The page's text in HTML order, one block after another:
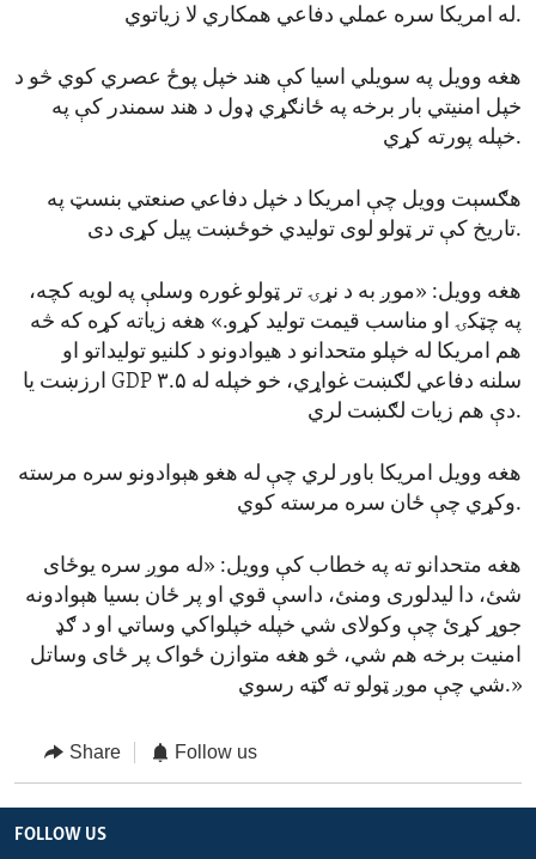
له امریکا سره عملي دفاعي همکاري لا زیاتوي.
هغه وویل په سویلي اسیا کې هند خپل پوځ عصري کوي څو د
خپل امنیتي بار برخه په ځانګړي ډول د هند سمندر کې په
خپله پورته کړي.
هګسېت وویل چې امریکا د خپل دفاعي صنعتي بنسټ په
تاریخ کې تر ټولو لوی تولیدي خوځښت پیل کړی دی.
هغه وویل: «موږ به د نړۍ تر ټولو غوره وسلې په لویه کچه،
په چټکۍ او مناسب قیمت تولید کړو.» هغه زیاته کړه که څه
هم امریکا له خپلو متحدانو د هیوادونو د کلنیو تولیداتو او
ارزښت یا GDP ۳.۵ سلنه دفاعي لګښت غواړي، خو خپله له
دې هم زیات لګښت لري.
هغه وویل امریکا باور لري چې له هغو هېوادونو سره مرسته
وکړي چې ځان سره مرسته کوي.
هغه متحدانو ته په خطاب کې وویل: «له موږ سره یوځای
شئ، دا لیدلوری ومنئ، داسې قوي او پر ځان بسیا هېوادونه
جوړ کړئ چې وکولای شي خپله خپلواکي وساتي او د ګډ
امنیت برخه هم شي، څو هغه متوازن ځواک پر ځای وساتل
شي چې موږ ټولو ته ګټه رسوي.»
Share Follow us
FOLLOW US